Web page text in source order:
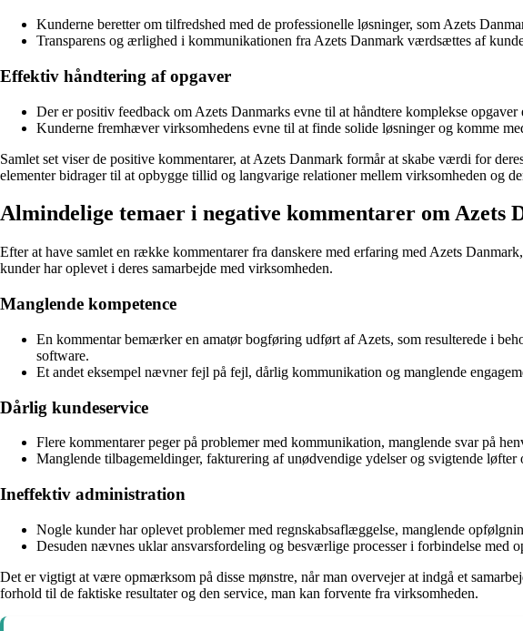
Kunderne beretter om tilfredshed med de professionelle løsninger, som Azets
Transparens og ærlighed i kommunikationen fra Azets Danmark værdsættes af
Effektiv håndtering af opgaver
Der er positiv feedback om Azets Danmarks evne til at håndtere komplekse
Kunderne fremhæver virksomhedens evne til at finde solide løsninger og komme
Samlet set viser de positive kommentarer, at Azets Danmark formår at skabe værdi for
elementer bidrager til at opbygge tillid og langvarige relationer mellem virksomheden og
Almindelige temaer i negative kommentarer om Azets
Efter at have samlet en række kommentarer fra danskere med erfaring med Azets
kunder har oplevet i deres samarbejde med virksomheden.
Manglende kompetence
En kommentar bemærker en amatør bogføring udført af Azets, som resulterede i
software.
Et andet eksempel nævner fejl på fejl, dårlig kommunikation og manglende
Dårlig kundeservice
Flere kommentarer peger på problemer med kommunikation, manglende svar på
Manglende tilbagemeldinger, fakturering af unødvendige ydelser og svigtende løfter
Ineffektiv administration
Nogle kunder har oplevet problemer med regnskabsaflæggelse, manglende
Desuden nævnes uklar ansvarsfordeling og besværlige processer i forbindelse med
Det er vigtigt at være opmærksom på disse mønstre, når man overvejer at indgå et
forhold til de faktiske resultater og den service, man kan forvente fra virksomheden.